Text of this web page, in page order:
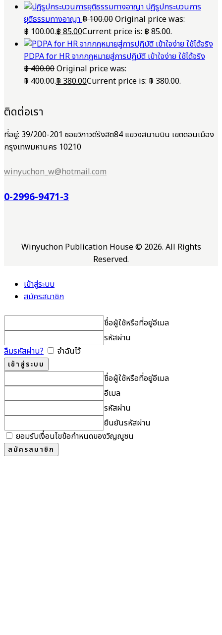
ปฎิรูปกระบวนการ
ยุติธรรมทางอาญา฿100.00Original price was:
฿ 100.00.฿85.00Current price is: ฿ 85.00.
PDPA for HR จากกฎหมายสู่การปฏิบัติ เข้าใจง่าย ใช้ได้จริง
฿400.00Original price was:
฿ 400.00.฿380.00Current price is: ฿ 380.00.
ติดต่อเรา
ที่อยู่: 39/200-201 ซอยวิภาวดีรังสิต84 แขวงสนามบิน เขตดอนเมือง
กรุงเทพมหานคร 10210
winyuchon_w@hotmail.com
0-2996-9471-3
Winyuchon Publication House © 2026. All Rights
Reserved.
เข้าสู่ระบบ
สมัครสมาชิก
ชื่อผู้ใช้หรือที่อยู่อีเมล
รหัสผ่าน
ลืมรหัสผ่าน?
จำฉันไว้
ชื่อผู้ใช้หรือที่อยู่อีเมล
อีเมล
รหัสผ่าน
ยืนยันรหัสผ่าน
ยอมรับเงื่อนไขข้อกำหนดของวิญญูชน